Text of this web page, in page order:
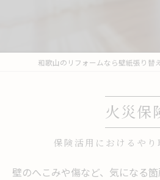
和歌山のリフォームなら壁紙張り替
火災保
保険活用におけるや
壁のへこみや傷など、気になる